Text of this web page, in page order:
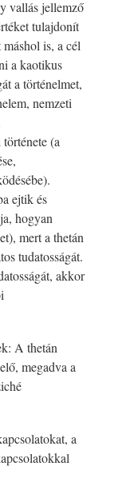
vallás jellemző
tulajdonít
is, a cél
a kaotikus
a történelmet,
nemzeti
(a
ejtik és
hogyan
mert a thetán
tudatosságát.
akkor
A thetán
megadva a
a